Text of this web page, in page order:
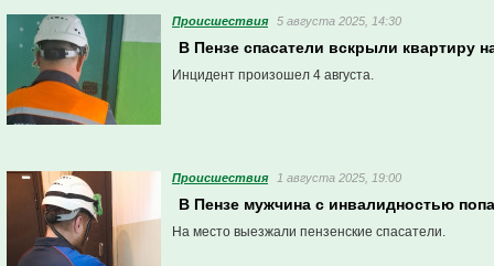
Проиcшествия 5 августа 2025, 14:30
В Пензе спасатели вскрыли квартиру
Инцидент произошел 4 августа.
Проиcшествия 1 августа 2025, 19:00
В Пензе мужчина с инвалидностью
На место выезжали пензенские спасатели.